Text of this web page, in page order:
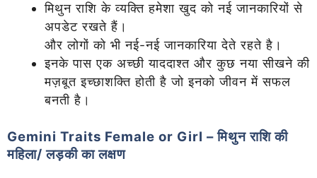
मिथुन राशि के व्यक्ति हमेशा खुद को नई जानकारियों से
अपडेट रखते हैं।
और लोगों को भी नई-नई जानकारिया देते रहते है।
इनके पास एक अच्छी याददाश्त और कुछ नया सीखने की
मज़बूत इच्छाशक्ति होती है जो इनको जीवन में सफल
बनती है।
Gemini Traits Female or Girl –मिथुन राशि की
महिला/ लड़की का लक्षण